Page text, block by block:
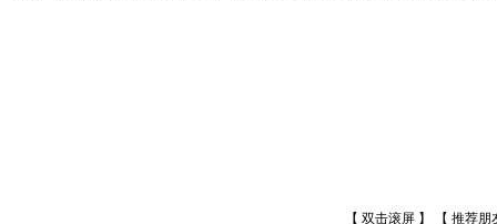
【 双击滚屏 】 【 推荐朋